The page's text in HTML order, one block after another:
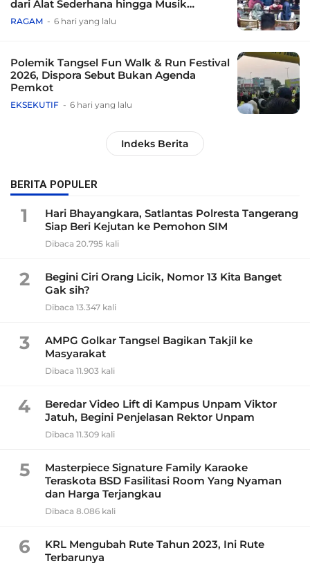
dari Alat Sederhana hingga Musik
Tradisional
RAGAM 6 hari yang lalu
Polemik Tangsel Fun Walk & Run Festival
2026, Dispora Sebut Bukan Agenda
Pemkot
EKSEKUTIF 6 hari yang lalu
Indeks Berita
BERITA POPULER
1
Hari Bhayangkara, Satlantas Polresta Tangerang
Siap Beri Kejutan ke Pemohon SIM
Dibaca 20.795 kali
2
Begini Ciri Orang Licik, Nomor 13 Kita Banget
Gak sih?
Dibaca 13.347 kali
3
AMPG Golkar Tangsel Bagikan Takjil ke
Masyarakat
Dibaca 11.903 kali
4
Beredar Video Lift di Kampus Unpam Viktor
Jatuh, Begini Penjelasan Rektor Unpam
Dibaca 11.309 kali
5
Masterpiece Signature Family Karaoke
Teraskota BSD Fasilitasi Room Yang Nyaman
dan Harga Terjangkau
Dibaca 8.086 kali
6
KRL Mengubah Rute Tahun 2023, Ini Rute
Terbarunya